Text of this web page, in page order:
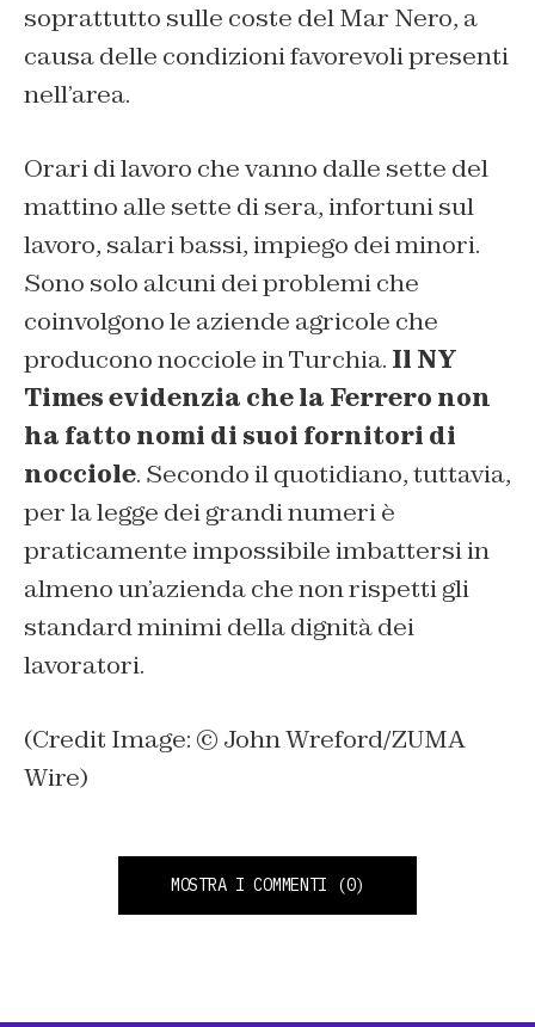
soprattutto sulle coste del Mar Nero, a
causa delle condizioni favorevoli presenti
nell’area.
Orari di lavoro che vanno dalle sette del
mattino alle sette di sera, infortuni sul
lavoro, salari bassi, impiego dei minori.
Sono solo alcuni dei problemi che
coinvolgono le aziende agricole che
producono nocciole in Turchia. Il NY
Times evidenzia che la Ferrero non
ha fatto nomi di suoi fornitori di
nocciole. Secondo il quotidiano, tuttavia,
per la legge dei grandi numeri è
praticamente impossibile imbattersi in
almeno un’azienda che non rispetti gli
standard minimi della dignità dei
lavoratori.
(Credit Image: © John Wreford/ZUMA
Wire)
MOSTRA I COMMENTI (0)